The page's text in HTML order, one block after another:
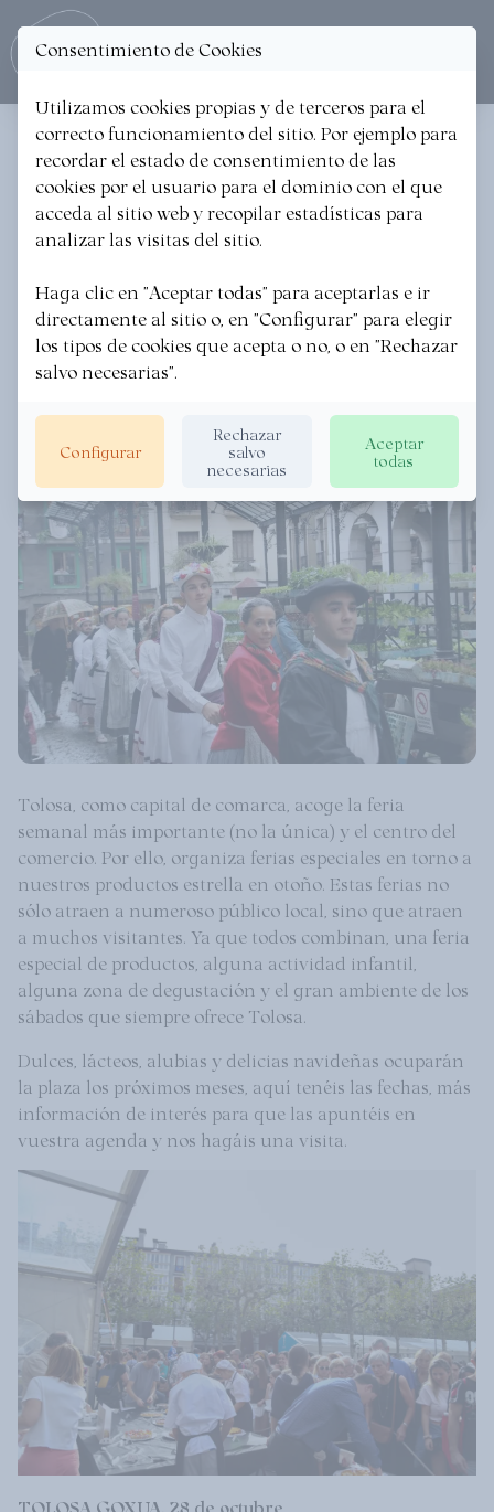
< Volver a las noticias
FERIAS ESPECIALES DE
OTOÑO EN TOLOSA
TOLOSALDEA GARATZEN 27/10/2023
Tolosa, como capital de comarca, acoge la feria
semanal más importante (no la única) y el centro del
comercio. Por ello, organiza ferias especiales en torno a
nuestros productos estrella en otoño. Estas ferias no
sólo atraen a numeroso público local, sino que atraen
a muchos visitantes. Ya que todos combinan, una feria
especial de productos, alguna actividad infantil,
alguna zona de degustación y el gran ambiente de los
sábados que siempre ofrece Tolosa.
Dulces, lácteos, alubias y delicias navideñas ocuparán
la plaza los próximos meses, aquí tenéis las fechas, más
información de interés para que las apuntéis en
vuestra agenda y nos hagáis una visita.
Consentimiento de Cookies
Utilizamos cookies propias y de terceros para el
correcto funcionamiento del sitio. Por ejemplo para
recordar el estado de consentimiento de las
cookies por el usuario para el dominio con el que
acceda al sitio web y recopilar estadísticas para
analizar las visitas del sitio.
Haga clic en "Aceptar todas" para aceptarlas e ir
directamente al sitio o, en "Configurar" para elegir
los tipos de cookies que acepta o no, o en "Rechazar
salvo necesarias".
Configurar
Rechazar
salvo
necesarias
Aceptar
todas